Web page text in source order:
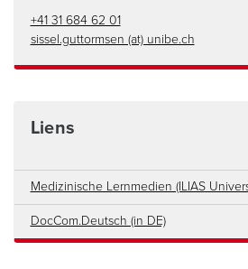
+41 31 684 62 01
sissel.guttormsen (at) unibe.ch
Liens
Medizinische Lernmedien (ILIAS
DocCom.Deutsch (in DE)